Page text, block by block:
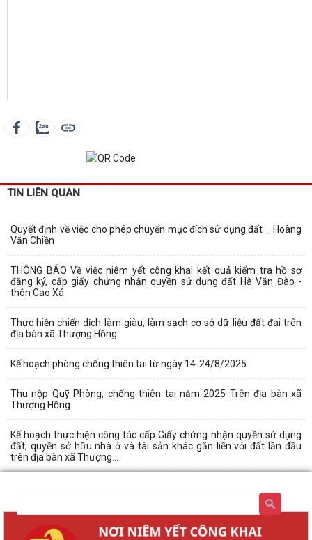
TIN LIÊN QUAN
Quyết định về việc cho phép chuyển mục đích sử dụng đất _ Hoàng
Văn Chiền
THÔNG BÁO Về việc niêm yết công khai kết quả kiểm tra hồ sơ
đăng ký, cấp giấy chứng nhận quyền sử dụng đất Hà Văn Đào -
thôn Cao Xá
Thực hiện chiến dịch làm giàu, làm sạch cơ sở dữ liệu đất đai trên
địa bàn xã Thượng Hồng
Kế hoạch phòng chống thiên tai từ ngày 14-24/8/2025
Thu nộp Quỹ Phòng, chống thiên tai năm 2025 Trên địa bàn xã
Thượng Hồng
Kế hoạch thực hiện công tác cấp Giấy chứng nhận quyền sử dụng
đất, quyền sở hữu nhà ở và tài sản khác gắn liền với đất lần đầu
trên địa bàn xã Thượng...